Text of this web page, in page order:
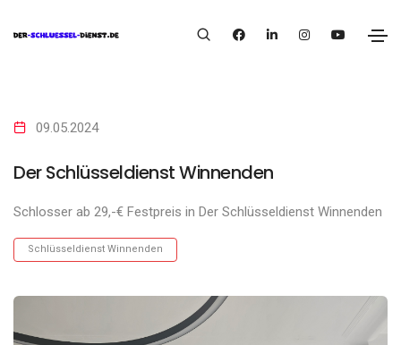
09.05.2024
Der Schlüsseldienst Winnenden
Schlosser ab 29,-€ Festpreis in Der Schlüsseldienst Winnenden
Schlüsseldienst Winnenden